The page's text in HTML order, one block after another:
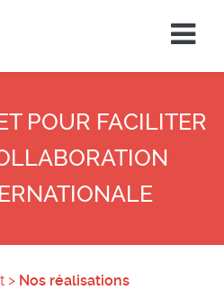
POUR FACILITER
> Nos réalisations